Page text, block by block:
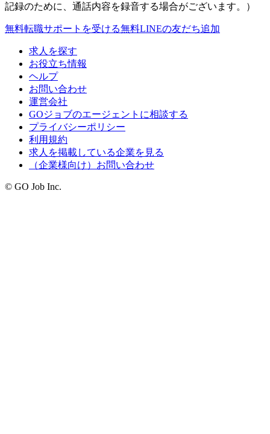
記録のために、通話内容を録音する場合がございます。）
無料転職サポートを受ける無料LINEの友だち追加
求人を探す
お役立ち情報
ヘルプ
お問い合わせ
運営会社
GOジョブのエージェントに相談する
プライバシーポリシー
利用規約
求人を掲載している企業を見る
（企業様向け）お問い合わせ
© GO Job Inc.